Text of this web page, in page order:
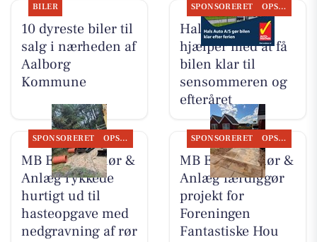
BILER
10 dyreste biler til
salg i nærheden af
Aalborg
Kommune
SPONSORERET OPSLAGSTAVLEN
Hals Auto A/S
hjælper med at få
bilen klar til
sensommeren og
efteråret
SPONSORERET OPSLAGSTAVLEN
MB Entreprenør &
Anlæg rykkede
hurtigt ud til
hasteopgave med
nedgravning af rør
SPONSORERET OPSLAGSTAVLEN
MB Entreprenør &
Anlæg færdiggør
projekt for
Foreningen
Fantastiske Hou